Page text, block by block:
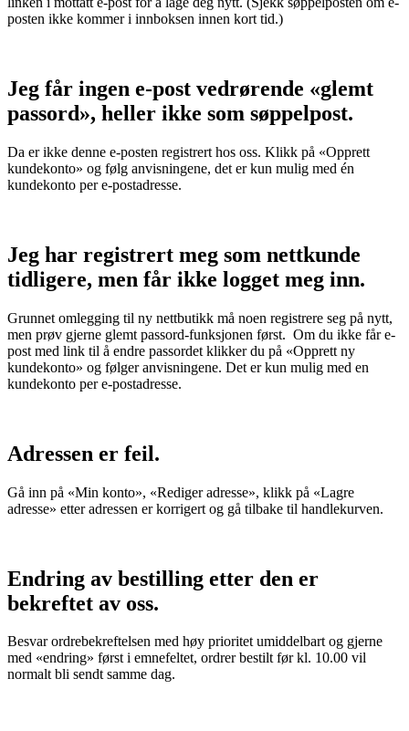
posten ikke kommer i innboksen innen kort tid.)
Jeg får ingen e-post vedrørende «glemt
passord», heller ikke som søppelpost.
Da er ikke denne e-posten registrert hos oss. Klikk på «Opprett
kundekonto» og følg anvisningene, det er kun mulig med én
kundekonto per e-postadresse.
Jeg har registrert meg som nettkunde
tidligere, men får ikke logget meg inn.
Grunnet omlegging til ny nettbutikk må noen registrere seg på nytt,
men prøv gjerne glemt passord-funksjonen først. Om du ikke får e-
post med link til å endre passordet klikker du på «Opprett ny
kundekonto» og følger anvisningene. Det er kun mulig med en
kundekonto per e-postadresse.
Adressen er feil.
Gå inn på «Min konto», «Rediger adresse», klikk på «Lagre
adresse» etter adressen er korrigert og gå tilbake til handlekurven.
Endring av bestilling etter den er
bekreftet av oss.
Besvar ordrebekreftelsen med høy prioritet umiddelbart og gjerne
med «endring» først i emnefeltet, ordrer bestilt før kl. 10.00 vil
normalt bli sendt samme dag.